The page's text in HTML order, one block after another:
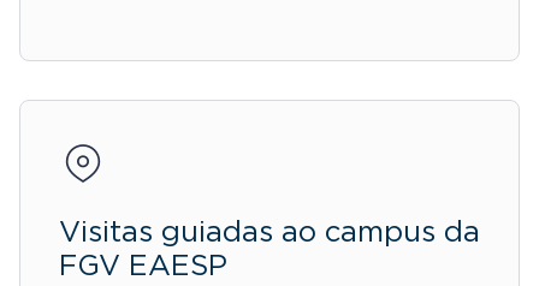
Visitas guiadas ao campus da
FGV EAESP